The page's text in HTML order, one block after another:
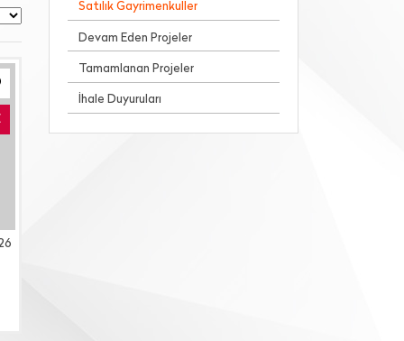
Satılık Gayrimenkuller
Devam Eden Projeler
Tamamlanan Projeler
İhale Duyuruları